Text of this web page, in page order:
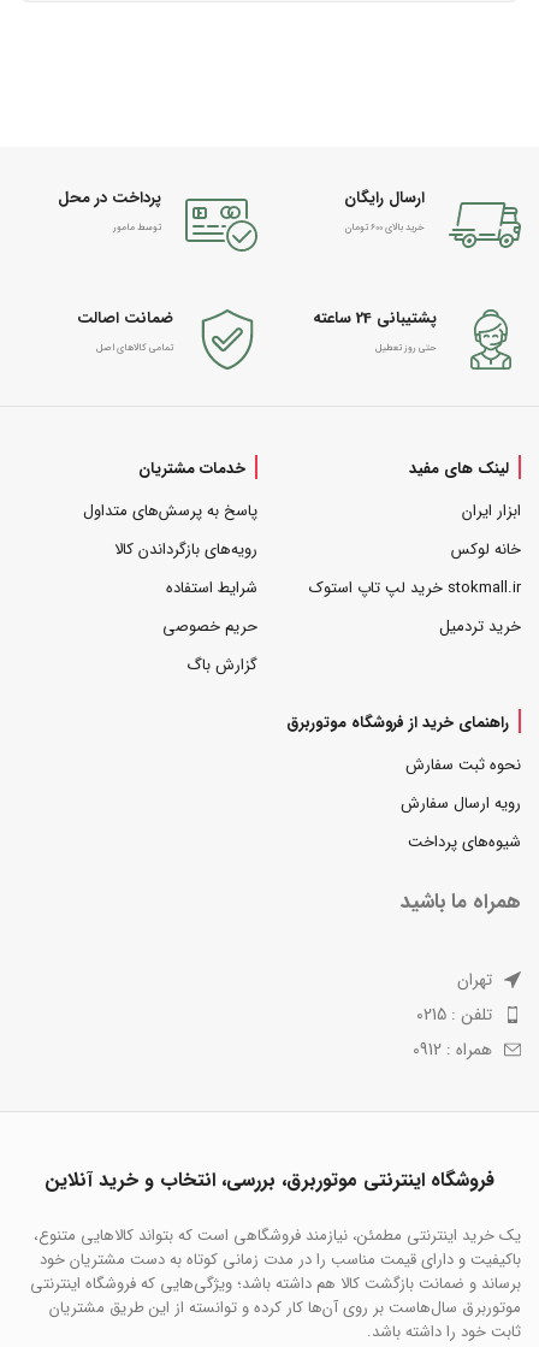
ارسال رایگان
خرید بالای 600 تومان
پرداخت در محل
توسط مامور
پشتیبانی 24 ساعته
حتی روز تعطیل
ضمانت اصالت
تمامی کالاهای اصل
لینک های مفید
ابزار ایران
خانه لوکس
stokmall.ir خرید لپ تاپ استوک
خرید تردمیل
خدمات مشتریان
پاسخ به پرسش‌های متداول
رویه‌های بازگرداندن کالا
شرایط استفاده
حریم خصوصی
گزارش باگ
راهنمای خرید از فروشگاه موتوربرق
نحوه ثبت سفارش
رویه ارسال سفارش
شیوه‌های پرداخت
همراه ما باشید
تهران
تلفن : 0215
همراه : 0912
فروشگاه اینترنتی موتوربرق، بررسی، انتخاب و خرید آنلاین
یک خرید اینترنتی مطمئن، نیازمند فروشگاهی است که بتواند کالاهایی متنوع،
باکیفیت و دارای قیمت مناسب را در مدت زمانی کوتاه به دست مشتریان خود
برساند و ضمانت بازگشت کالا هم داشته باشد؛ ویژگی‌هایی که فروشگاه اینترنتی
موتوربرق سال‌هاست بر روی آن‌ها کار کرده و توانسته از این طریق مشتریان
ثابت خود را داشته باشد.